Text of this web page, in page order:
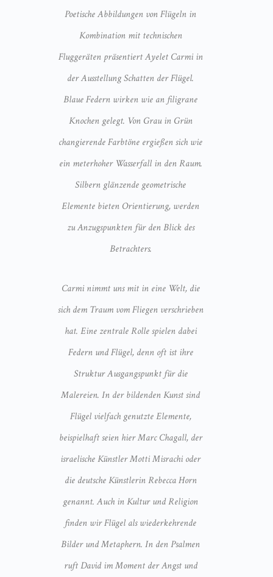
Poetische Abbildungen von Flügeln in
Kombination mit technischen
Fluggeräten präsentiert Ayelet Carmi in
der Ausstellung Schatten der Flügel.
Blaue Federn wirken wie an filigrane
Knochen gelegt. Von Grau in Grün
changierende Farbtöne ergießen sich wie
ein meterhoher Wasserfall in den Raum.
Silbern glänzende geometrische
Elemente bieten Orientierung, werden
zu Anzugspunkten für den Blick des
Betrachters.
Carmi nimmt uns mit in eine Welt, die
sich dem Traum vom Fliegen verschrieben
hat. Eine zentrale Rolle spielen dabei
Federn und Flügel, denn oft ist ihre
Struktur Ausgangspunkt für die
Malereien. In der bildenden Kunst sind
Flügel vielfach genutzte Elemente,
beispielhaft seien hier Marc Chagall, der
israelische Künstler Motti Misrachi oder
die deutsche Künstlerin Rebecca Horn
genannt. Auch in Kultur und Religion
finden wir Flügel als wiederkehrende
Bilder und Metaphern. In den Psalmen
ruft David im Moment der Angst und